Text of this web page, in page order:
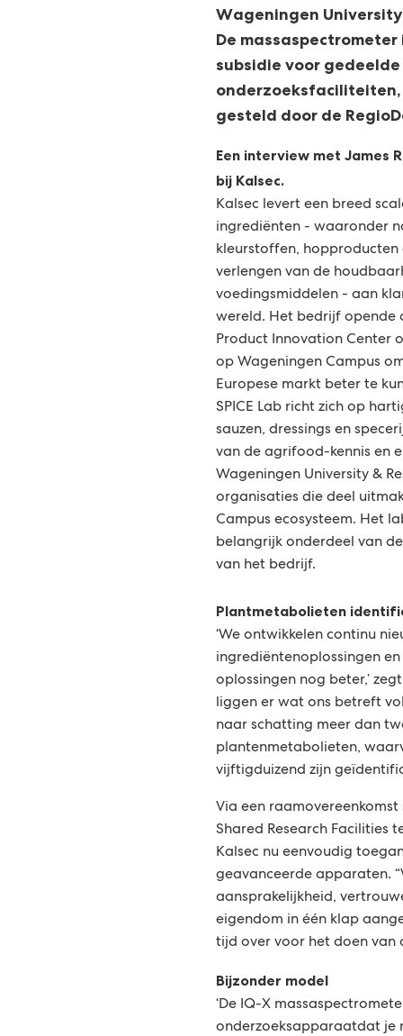
Wageningen University
De
subsidie ​​voor gedeelde
gesteld door de
Een interview met James
bij Kalsec.
Kalsec levert een breed
ingrediënten - waaronder
kleurstoffen, hopproducten
verlengen van de
voedingsmiddelen - aan
wereld. Het bedrijf opende
Product Innovation Center
op Wageningen Campus
Europese markt beter te
SPICE Lab richt zich op
sauzen, dressings en
van de agrifood-kennis en
Wageningen University &
organisaties die deel
Campus ecosysteem. Het
belangrijk onderdeel van
van het bedrijf.
Plantmetabolieten
‘We ontwikkelen continu
ingrediëntenoplossingen
oplossingen nog beter,’
liggen er wat ons betreft
naar schatting meer dan
plantenmetabolieten,
vijftigduizend zijn
Via een
Shared Research Facilities
Kalsec nu eenvoudig
geavanceerde apparaten.
aansprakelijkheid,
eigendom in één klap
tijd over voor het doen van
Bijzonder model
‘De IQ-X
onderzoeksapparaatdat je